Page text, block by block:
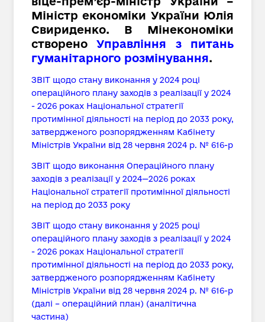
Міністр економіки України Юлія
Свириденко. В Мінекономіки
створеноУправління з питань
гуманітарного розмінування.
ЗВІТ щодо стану виконання у 2024 році
операційного плану заходів з реалізації у 2024
- 2026 роках Національної стратегії
протимінної діяльності на період до 2033 року,
затвердженого розпорядженням Кабінету
Міністрів України від 28 червня 2024 р. № 616-р
ЗВІТ щодо виконання Операційного плану
заходів з реалізації у 2024—2026 роках
Національної стратегії протимінної діяльності
на період до 2033 року
ЗВІТ щодо стану виконання у 2025 році
операційного плану заходів з реалізації у 2024
- 2026 роках Національної стратегії
протимінної діяльності на період до 2033 року,
затвердженого розпорядженням Кабінету
Міністрів України від 28 червня 2024 р. № 616-р
(далі – операційний план) (аналітична
частина)